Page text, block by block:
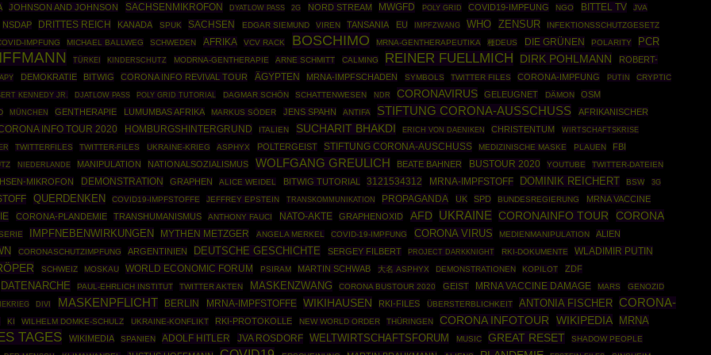
JOHNSON AND JOHNSON SACHSENMIKROFON DYATLOW PASS 2G NORD STREAM MWGFD POLY GRID COVID19-IMPFUNG NGO BITTEL TV JVA
NSDAP DRITTES REICH KANADA SPUK SACHSEN EDGAR SIEMUND VIREN TANSANIA EU IMPFZWANG WHO ZENSUR
INFEKTIONSSCHUTZGESETZ
IMPFUNG
MICHAEL BALLWEG SCHWEDEN AFRIKA VCV RACK BOSCHIMO MRNA-GENTHERAPEUTIKA 種DEUS DIE GRÜNEN POLARITY PCR
TÜRKEI KINDERSCHUTZ MODRNA-GENTHERAPIE ARNE SCHMITT CALMING REINER FUELLMICH DIRK POHLMANN ROBERT-
DEMOKRATIE BITWIG CORONA INFO REVIVAL TOUR ÄGYPTEN MRNA-IMPFSCHADEN SYMBOLS TWITTER FILES CORONA-IMPFUNG PUTIN
CRYPTIC
KENNEDY JR.
DJATLOW PASS POLY GRID TUTORIAL DAGMAR SCHÖN SCHATTENWESEN NDR CORONAVIRUS GELEUGNET DÄMON OSM
MÜNCHEN GENTHERAPIE LUMUMBAS AFRIKA MARKUS SÖDER JENS SPAHN ANTIFA STIFTUNG CORONA-AUSSCHUSS AFRIKANISCHER
INFO TOUR 2020 HOMBURGSHINTERGRUND ITALIEN SUCHARIT BHAKDI ERICH VON DAENIKEN CHRISTENTUM
WIRTSCHAFTSKRISE
TWITTERFILES TWITTER-FILES UKRAINE-KRIEG ASPHYX POLTERGEIST STIFTUNG CORONA-AUSCHUSS MEDIZINISCHE MASKE PLAUEN FBI
NIEDERLANDE MANIPULATION NATIONALSOZIALISMUS WOLFGANG GREULICH BEATE BAHNER BUSTOUR 2020 YOUTUBE TWITTER-DATEIEN
MIKROFON DEMONSTRATION GRAPHEN ALICE WEIDEL BITWIG TUTORIAL 3121534312 MRNA-IMPFSTOFF DOMINIK REICHERT BSW 3G
QUERDENKEN COVID19-IMPFSTOFFE JEFFREY EPSTEIN TRANSKOMMUNIKATION PROPAGANDA UK SPD BUNDESREGIERUNG MRNA VACCINE
CORONA-PLANDEMIE TRANSHUMANISMUS ANTHONY FAUCI NATO-AKTE GRAPHENOXID AFD UKRAINE CORONAINFO TOUR CORONA
IMPFNEBENWIRKUNGEN MYTHEN METZGER ANGELA MERKEL COVID-19-IMPFUNG CORONA VIRUS MEDIENMANIPULATION ALIEN
CORONASCHUTZIMPFUNG ARGENTINIEN DEUTSCHE GESCHICHTE SERGEY FILBERT PROJECT DARKKNIGHT RKI-DOKUMENTE WLADIMIR PUTIN
SCHWEIZ MOSKAU WORLD ECONOMIC FORUM PSIRAM MARTIN SCHWAB 大名 ASPHYX DEMONSTRATIONEN KOPILOT ZDF
DATENARCHE PAUL-EHRLICH INSTITUT TWITTER AKTEN MASKENZWANG CORONA BUSTOUR 2020 GEIST MRNA VACCINE DAMAGE MARS
GENOZID
DIVI MASKENPFLICHT BERLIN MRNA-IMPFSTOFFE WIKIHAUSEN RKI-FILES ÜBERSTERBLICHKEIT ANTONIA FISCHER CORONA-
KI WILHELM DOMKE-SCHULZ UKRAINE-KONFLIKT RKI-PROTOKOLLE NEW WORLD ORDER THÜRINGEN CORONA INFOTOUR WIKIPEDIA MRNA
TAGES WIKIMEDIA SPANIEN ADOLF HITLER JVA ROSDORF WELTWIRTSCHAFTSFORUM MUSIC GREAT RESET SHADOW PEOPLE